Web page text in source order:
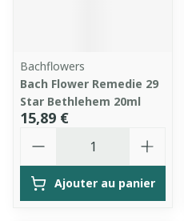
Bachflowers
Bach Flower Remedie 29
Star Bethlehem 20ml
15,89 €
Ajouter au panier